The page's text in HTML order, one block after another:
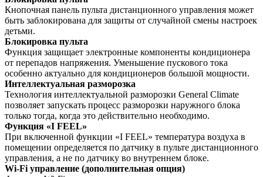
Кнопочная панель пульта дистанционного управления может
быть заблокирована для защиты от случайной смены настроек
детьми.
Блокировка пульта
Функция защищает электронные компоненты кондиционера
от перепадов напряжения. Уменьшение пускового тока
особенно актуально для кондиционеров большой мощности.
Интеллектуальная разморозка
Технология интеллектуальной разморозки General Climate
позволяет запускать процесс разморозки наружного блока
только тогда, когда это действительно необходимо.
Функция «I FEEL»
При включенной функции «I FEEL» температура воздуха в
помещении определяется по датчику в пульте дистанционного
управления, а не по датчику во внутреннем блоке.
Wi-Fi управление (дополнительная опция)